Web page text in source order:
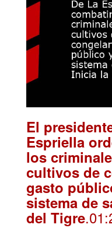
El
Espriella
los
cultivos de
gasto
sistema de
del Tigre